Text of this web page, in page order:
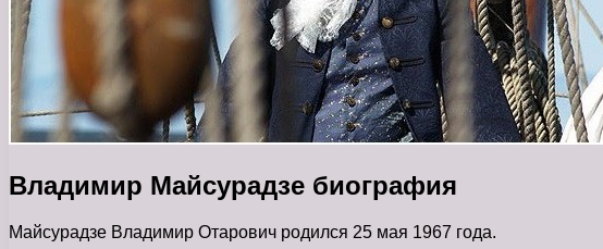
Владимир Майсурадзе биография
Майсурадзе Владимир Отарович родился 25 мая 1967 года.